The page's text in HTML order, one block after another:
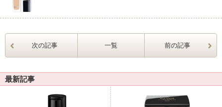
次の記事 一覧 前の記事
最新記事